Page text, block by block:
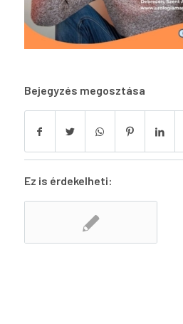
Bejegyzés megosztása
Ez is érdekelheti: